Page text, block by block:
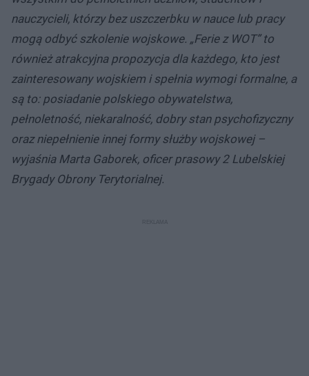
nauczycieli, którzy bez uszczerbku w nauce lub pracy
mogą odbyć szkolenie wojskowe. „Ferie z WOT” to
również atrakcyjna propozycja dla każdego, kto jest
zainteresowany wojskiem i spełnia wymogi formalne, a
są to: posiadanie polskiego obywatelstwa,
pełnoletność, niekaralność, dobry stan psychofizyczny
oraz niepełnienie innej formy służby wojskowej –
wyjaśnia Marta Gaborek, oficer prasowy 2 Lubelskiej
Brygady Obrony Terytorialnej.